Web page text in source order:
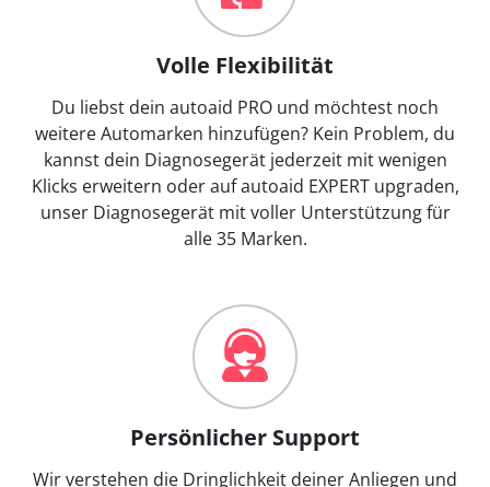
Volle Flexibilität
Du liebst dein autoaid PRO und möchtest noch
weitere Automarken hinzufügen? Kein Problem, du
kannst dein Diagnosegerät jederzeit mit wenigen
Klicks erweitern oder auf autoaid EXPERT upgraden,
unser Diagnosegerät mit voller Unterstützung für
alle 35 Marken.
Persönlicher Support
Wir verstehen die Dringlichkeit deiner Anliegen und